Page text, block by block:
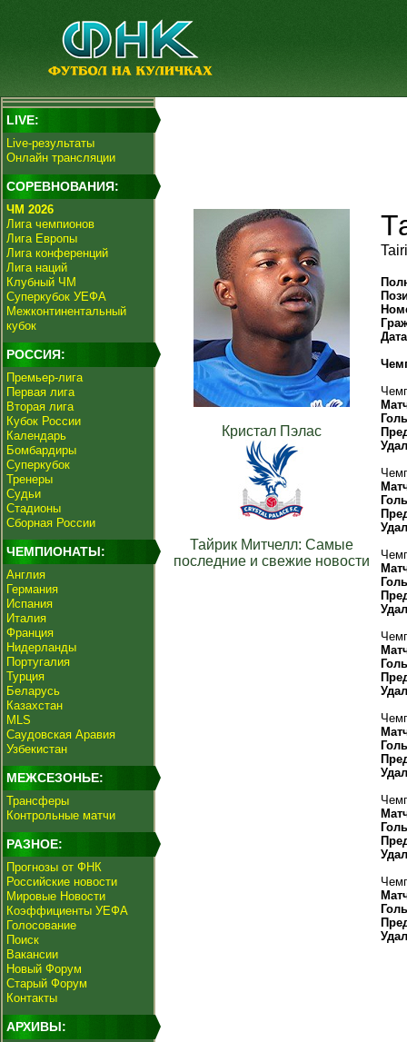
LIVE:
Live-результаты
Онлайн трансляции
СОРЕВНОВАНИЯ:
ЧМ 2026
Лига чемпионов
Лига Европы
Лига конференций
Лига наций
Клубный ЧМ
Суперкубок УЕФА
Межконтинентальный
кубок
РОССИЯ:
Премьер-лига
Первая лига
Вторая лига
Кубок России
Календарь
Бомбардиры
Суперкубок
Тренеры
Судьи
Стадионы
Сборная России
ЧЕМПИОНАТЫ:
Англия
Германия
Испания
Италия
Франция
Нидерланды
Португалия
Турция
Беларусь
Казахстан
MLS
Саудовская Аравия
Узбекистан
МЕЖСЕЗОНЬЕ:
Трансферы
Контрольные матчи
РАЗНОЕ:
Прогнозы от ФНК
Российские новости
Мировые Новости
Коэффициенты УЕФА
Голосование
Поиск
Вакансии
Новый Форум
Старый Форум
Контакты
АРХИВЫ:
Кристал Пэлас
Тайрик Митчелл: Самые
последние и свежие новости